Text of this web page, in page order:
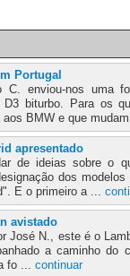
Portugal
C. enviou-nos uma
D3 biturbo. Para os
BMW e que
apresentado
de ideias sobre o
dos
E o primeiro a ...
avistado
José N., este é o
a caminho do
fo ... continuar